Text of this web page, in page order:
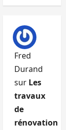
Fred
Durand
sur Les
travaux
de
rénovation